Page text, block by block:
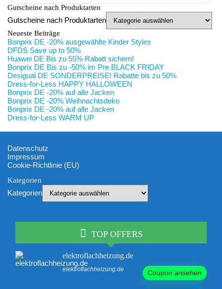
Gutscheine nach Produktarten
Gutscheine nach Produktarten
Neueste Beiträge
Bonprix DE -20% ausgewählte Kinder Styles
DFDS Save up to 50%
Huawei DE Bis zu 55% Rabatt sichern!
Bonprix DE Bis zu -50% im Pre BLACK FRIDAY
Desigual DE SONDERPREISE! Rabatte bis zu 50%
Dress-for-Less HAPPY HALLOWEEN
Bonprix DE -20% auf alle Jacken
Bonprix DE -20% Weihnachtsdeko
Bonprix DE -20% auf alle Jacken
Dress-for-Less WARM UP
Datenschutz
Impressum
Cookie-Richtlinie (EU)
Kategorien
Kategorien
TOP OFFERS
elektroflachheizung.de
elektroflachheizung.de Coupon ansehen